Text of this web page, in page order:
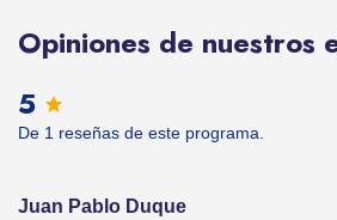
Opiniones de nuestros
5
De 1 reseñas de este programa.
Juan Pablo Duque